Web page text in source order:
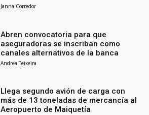
Janna Corredor
Abren convocatoria para que
aseguradoras se inscriban como
canales alternativos de la banca
Andrea Teixeira
Llega segundo avión de carga con
más de 13 toneladas de mercancía al
Aeropuerto de Maiquetía